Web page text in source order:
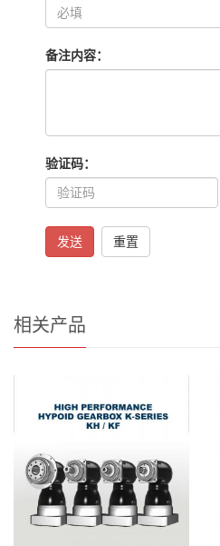
备注内容：
验证码：
发送 重置
相关产品